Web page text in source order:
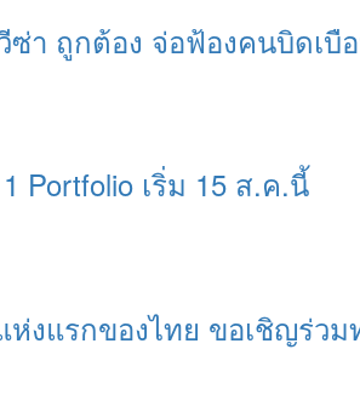
ซ่า ถูกต้อง จ่อฟ้องคนบิดเบื
Portfolio เริ่ม 15 ส.ค.นี้
ห่งแรกของไทย ขอเชิญร่ว